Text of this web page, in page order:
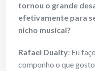
tornou o grande
efetivamente para
nicho musical?
Rafael Duaity: Eu
componho o que